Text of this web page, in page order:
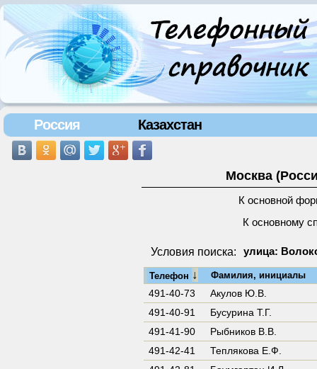
Россия Казахстан
Москва
К основной
К основному
Условия поиска: улица:
Телефон ↓ Фамилия, инициалы
491-40-73
Акулов Ю.В.
491-40-91
Бусурина Т.Г.
491-41-90
Рыбников В.В.
491-42-41
Теплякова Е.Ф.